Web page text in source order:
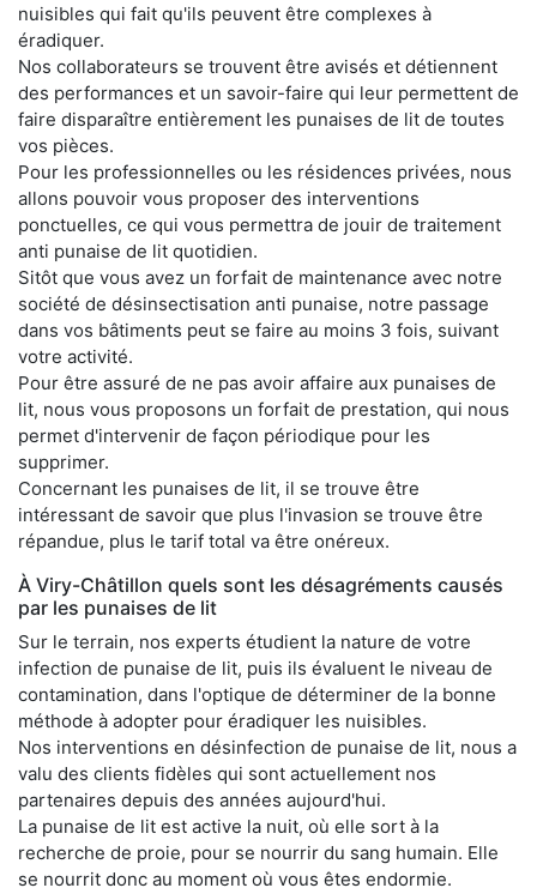
nuisibles qui fait qu'ils peuvent être complexes à
éradiquer.
Nos collaborateurs se trouvent être avisés et détiennent
des performances et un savoir-faire qui leur permettent de
faire disparaître entièrement les punaises de lit de toutes
vos pièces.
Pour les professionnelles ou les résidences privées, nous
allons pouvoir vous proposer des interventions
ponctuelles, ce qui vous permettra de jouir de traitement
anti punaise de lit quotidien.
Sitôt que vous avez un forfait de maintenance avec notre
société de désinsectisation anti punaise, notre passage
dans vos bâtiments peut se faire au moins 3 fois, suivant
votre activité.
Pour être assuré de ne pas avoir affaire aux punaises de
lit, nous vous proposons un forfait de prestation, qui nous
permet d'intervenir de façon périodique pour les
supprimer.
Concernant les punaises de lit, il se trouve être
intéressant de savoir que plus l'invasion se trouve être
répandue, plus le tarif total va être onéreux.
À Viry-Châtillon quels sont les désagréments causés
par les punaises de lit
Sur le terrain, nos experts étudient la nature de votre
infection de punaise de lit, puis ils évaluent le niveau de
contamination, dans l'optique de déterminer de la bonne
méthode à adopter pour éradiquer les nuisibles.
Nos interventions en désinfection de punaise de lit, nous a
valu des clients fidèles qui sont actuellement nos
partenaires depuis des années aujourd'hui.
La punaise de lit est active la nuit, où elle sort à la
recherche de proie, pour se nourrir du sang humain. Elle
se nourrit donc au moment où vous êtes endormie.